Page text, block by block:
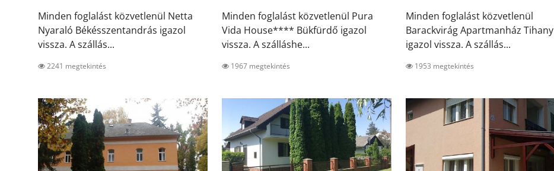
Minden foglalást közvetlenül Netta
Nyaraló Békésszentandrás igazol
vissza. A szállás...
2241 megtekintés
Minden foglalást közvetlenül Pura
Vida House**** Bükfürdő igazol
vissza. A szálláshe...
1967 megtekintés
Minden foglalást közvetlenül
Barackvirág Apartmanház Tihany
igazol vissza. A szállás...
1953 megtekintés